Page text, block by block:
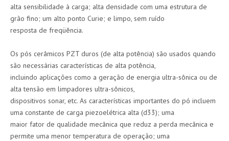
alta sensibilidade à carga; alta densidade com uma estrutura de
grão fino; um alto ponto Curie; e limpo, sem ruído
resposta de freqüência.
Os pós cerâmicos PZT duros (de alta potência) são usados ​​quando
são necessárias características de alta potência,
incluindo aplicações como a geração de energia ultra-sônica ou de
alta tensão em limpadores ultra-sônicos,
dispositivos sonar, etc. As características importantes do pó incluem
uma constante de carga piezoelétrica alta (d33); uma
maior fator de qualidade mecânica que reduz a perda mecânica e
permite uma menor temperatura de operação; uma